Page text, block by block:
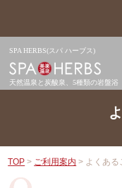
SPA HERBS(スパ ハーブス)
天然温泉と炭酸泉、5種類の岩盤浴
TOP > ご利用案内 > よくある